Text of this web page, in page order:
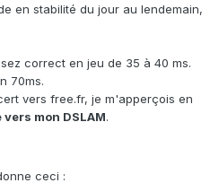
en stabilité du jour au lendemain,
correct en jeu de 35 à 40 ms.
70ms.
vers free.fr, je m'apperçois en
mon DSLAM.
ceci :